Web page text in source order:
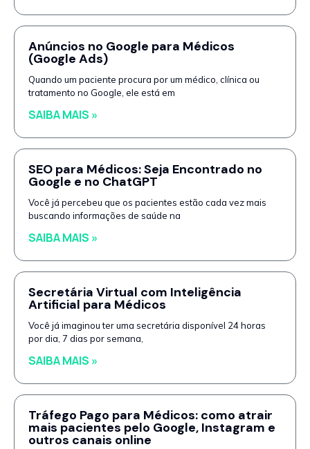
Anúncios no Google para Médicos
(Google Ads)
Quando um paciente procura por um médico, clínica ou
tratamento no Google, ele está em
SAIBA MAIS »
SEO para Médicos: Seja Encontrado no
Google e no ChatGPT
Você já percebeu que os pacientes estão cada vez mais
buscando informações de saúde na
SAIBA MAIS »
Secretária Virtual com Inteligência
Artificial para Médicos
Você já imaginou ter uma secretária disponível 24 horas
por dia, 7 dias por semana,
SAIBA MAIS »
Tráfego Pago para Médicos: como atrair
mais pacientes pelo Google, Instagram e
outros canais online